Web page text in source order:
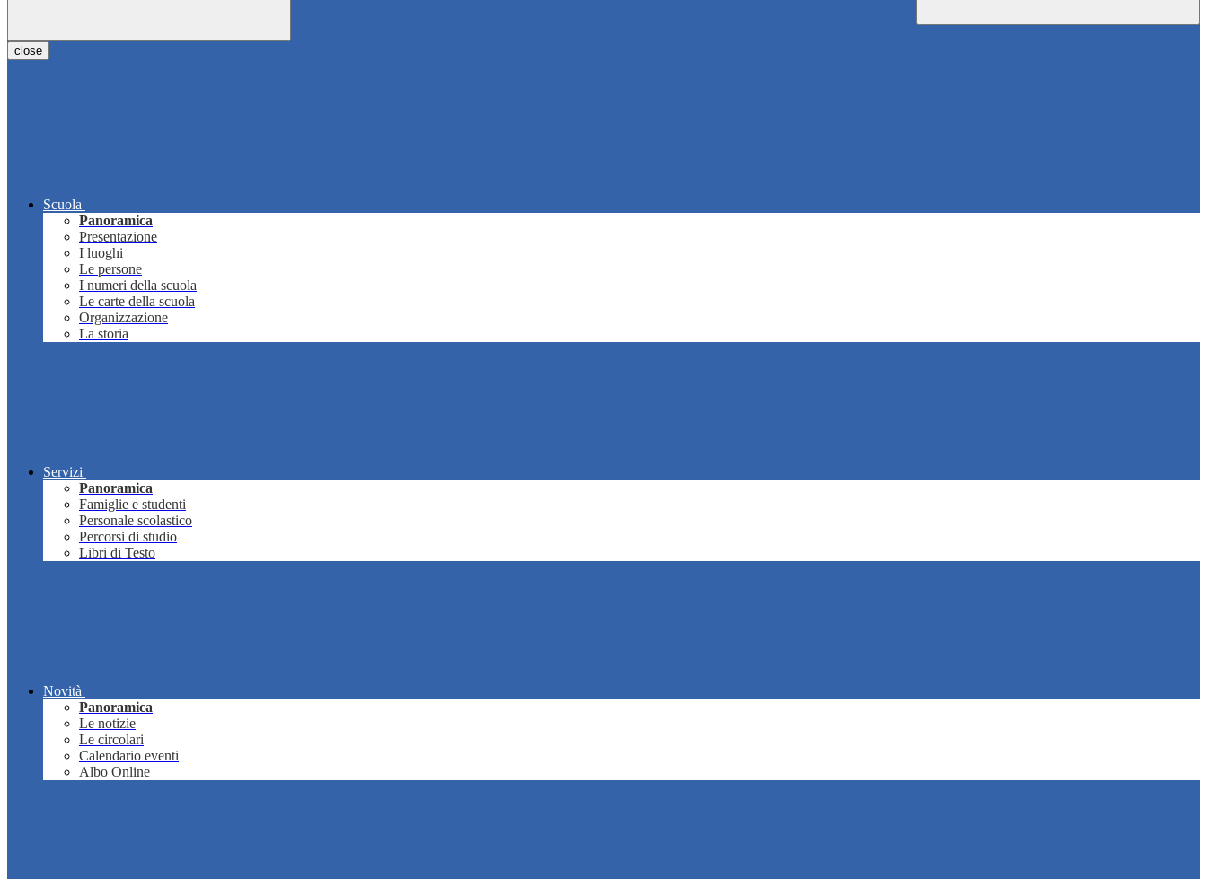
close
Scuola
Panoramica
Presentazione
I luoghi
Le persone
I numeri della scuola
Le carte della scuola
Organizzazione
La storia
Servizi
Panoramica
Famiglie e studenti
Personale scolastico
Percorsi di studio
Libri di Testo
Novità
Panoramica
Le notizie
Le circolari
Calendario eventi
Albo Online